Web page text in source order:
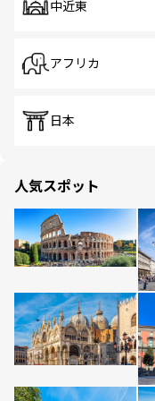
中近東
アフリカ
日本
人気スポット